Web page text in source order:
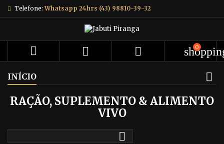
Telefone: Whatsapp 24hrs (43) 98810-39-32
   0
INÍCIO
RAÇÃO, SUPLEMENTO & ALIMENTO
VIVO
